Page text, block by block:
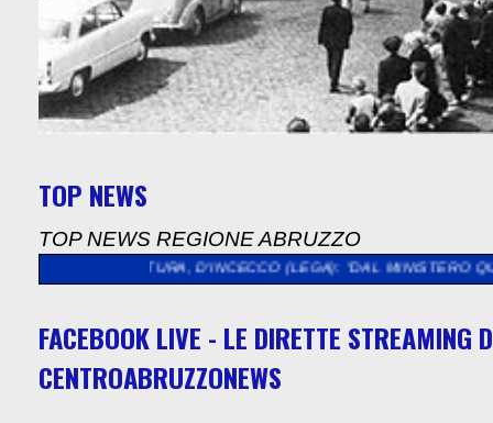
TOP NEWS
TOP NEWS REGIONE ABRUZZO
D'INCECCO (LEGA): "DAL MINISTERO QUASI 5 MILIONI
FACEBOOK LIVE - LE DIRETTE STREAMING
CENTROABRUZZONEWS